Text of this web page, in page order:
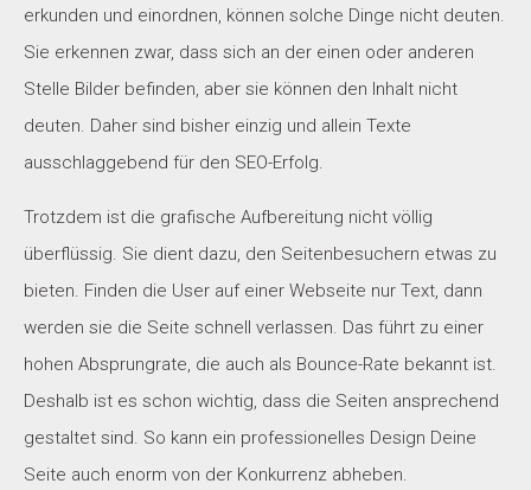
erkunden und einordnen, können solche Dinge nicht deuten.
Sie erkennen zwar, dass sich an der einen oder anderen
Stelle Bilder befinden, aber sie können den Inhalt nicht
deuten. Daher sind bisher einzig und allein Texte
ausschlaggebend für den SEO-Erfolg.
Trotzdem ist die grafische Aufbereitung nicht völlig
überflüssig. Sie dient dazu, den Seitenbesuchern etwas zu
bieten. Finden die User auf einer Webseite nur Text, dann
werden sie die Seite schnell verlassen. Das führt zu einer
hohen Absprungrate, die auch als Bounce-Rate bekannt ist.
Deshalb ist es schon wichtig, dass die Seiten ansprechend
gestaltet sind. So kann ein professionelles Design Deine
Seite auch enorm von der Konkurrenz abheben.